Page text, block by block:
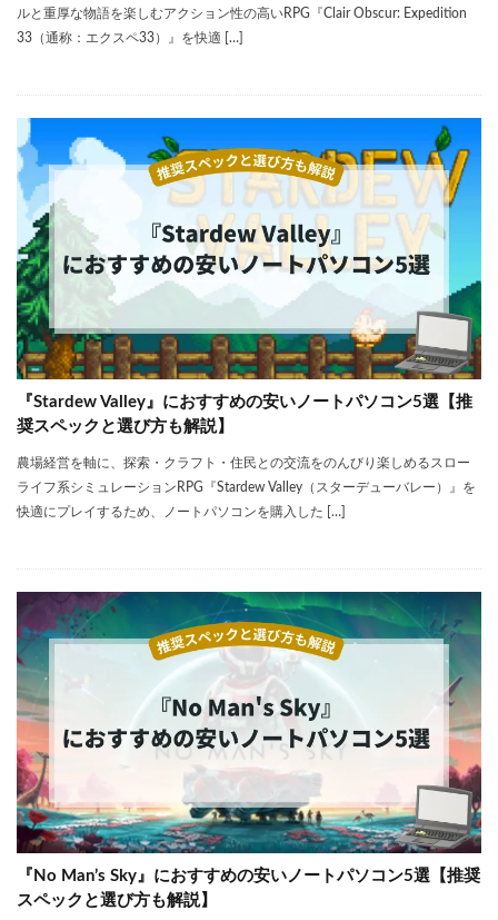
ルと重厚な物語を楽しむアクション性の高いRPG『Clair Obscur: Expedition
33（通称：エクスペ33）』を快適 […]
『Stardew Valley』におすすめの安いノートパソコン5選【推
奨スペックと選び方も解説】
農場経営を軸に、探索・クラフト・住民との交流をのんびり楽しめるスロー
ライフ系シミュレーションRPG『Stardew Valley（スターデューバレー）』を
快適にプレイするため、ノートパソコンを購入した […]
『No Man’s Sky』におすすめの安いノートパソコン5選【推奨
スペックと選び方も解説】